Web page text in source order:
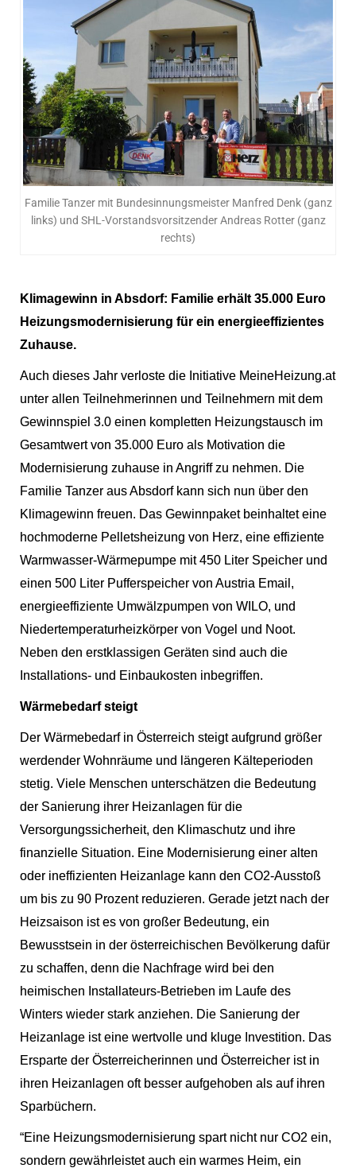
Familie Tanzer mit Bundesinnungsmeister Manfred Denk (ganz
links) und SHL-Vorstandsvorsitzender Andreas Rotter (ganz
rechts)
Klimagewinn in Absdorf: Familie erhält 35.000 Euro
Heizungsmodernisierung für ein energieeffizientes
Zuhause.
Auch dieses Jahr verloste die Initiative MeineHeizung.at
unter allen Teilnehmerinnen und Teilnehmern mit dem
Gewinnspiel 3.0 einen kompletten Heizungstausch im
Gesamtwert von 35.000 Euro als Motivation die
Modernisierung zuhause in Angriff zu nehmen. Die
Familie Tanzer aus Absdorf kann sich nun über den
Klimagewinn freuen. Das Gewinnpaket beinhaltet eine
hochmoderne Pelletsheizung von Herz, eine effiziente
Warmwasser-Wärmepumpe mit 450 Liter Speicher und
einen 500 Liter Pufferspeicher von Austria Email,
energieeffiziente Umwälzpumpen von WILO, und
Niedertemperaturheizkörper von Vogel und Noot.
Neben den erstklassigen Geräten sind auch die
Installations- und Einbaukosten inbegriffen.
Wärmebedarf steigt
Der Wärmebedarf in Österreich steigt aufgrund größer
werdender Wohnräume und längeren Kälteperioden
stetig. Viele Menschen unterschätzen die Bedeutung
der Sanierung ihrer Heizanlagen für die
Versorgungssicherheit, den Klimaschutz und ihre
finanzielle Situation. Eine Modernisierung einer alten
oder ineffizienten Heizanlage kann den CO2-Ausstoß
um bis zu 90 Prozent reduzieren. Gerade jetzt nach der
Heizsaison ist es von großer Bedeutung, ein
Bewusstsein in der österreichischen Bevölkerung dafür
zu schaffen, denn die Nachfrage wird bei den
heimischen Installateurs-Betrieben im Laufe des
Winters wieder stark anziehen. Die Sanierung der
Heizanlage ist eine wertvolle und kluge Investition. Das
Ersparte der Österreicherinnen und Österreicher ist in
ihren Heizanlagen oft besser aufgehoben als auf ihren
Sparbüchern.
“Eine Heizungsmodernisierung spart nicht nur CO2 ein,
sondern gewährleistet auch ein warmes Heim, ein